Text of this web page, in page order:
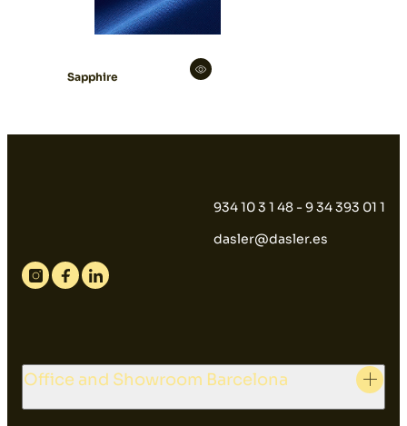
Sapphire
934 10 3 1 48 - 9 34 393 01 1
dasler@dasler.es
Instagram
FacebookLinkedin
Office and Showroom Barcelona